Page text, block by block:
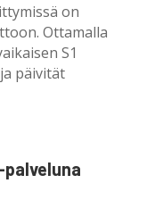
on
Ottamalla
S1
päivität